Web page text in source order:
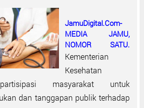
JamuDigital.Com-
MEDIA JAMU,
NOMOR SATU.
Kementerian
Kesehatan
masyarakat untuk
dan tanggapan publik terhadap